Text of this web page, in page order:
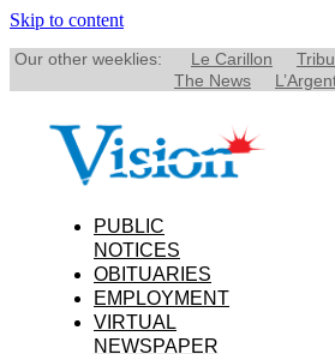
Skip to content
Our other weeklies: Le Carillon
The News
PUBLIC
NOTICES
OBITUARIES
EMPLOYMENT
VIRTUAL
NEWSPAPER